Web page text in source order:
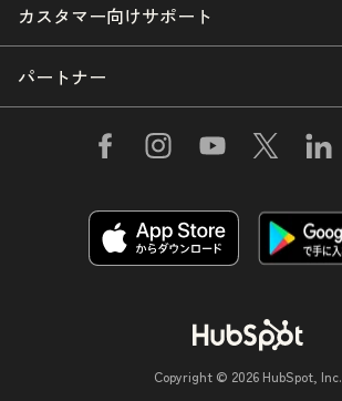
カスタマー向けサポート
パートナー
Copyright © 2026 HubSpot, Inc.